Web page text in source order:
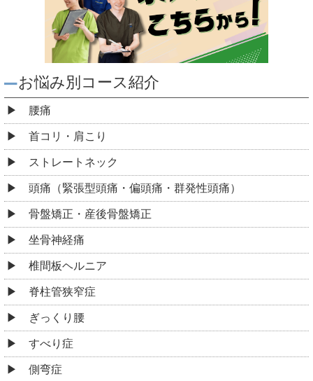
お悩み別コース紹介
腰痛
首コリ・肩こり
ストレートネック
頭痛（緊張型頭痛・偏頭痛・群発性頭痛）
骨盤矯正・産後骨盤矯正
坐骨神経痛
椎間板ヘルニア
脊柱管狭窄症
ぎっくり腰
すべり症
側弯症